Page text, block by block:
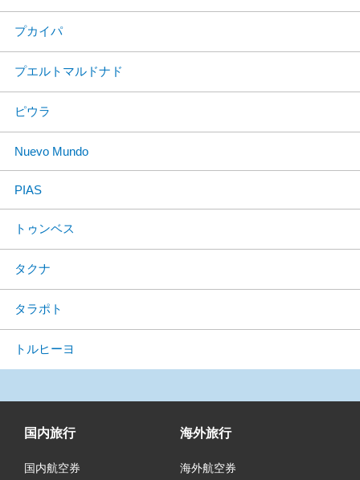
プカイパ
プエルトマルドナド
ピウラ
Nuevo Mundo
PIAS
トゥンベス
タクナ
タラポト
トルヒーヨ
国内旅行
国内航空券
海外旅行
海外航空券